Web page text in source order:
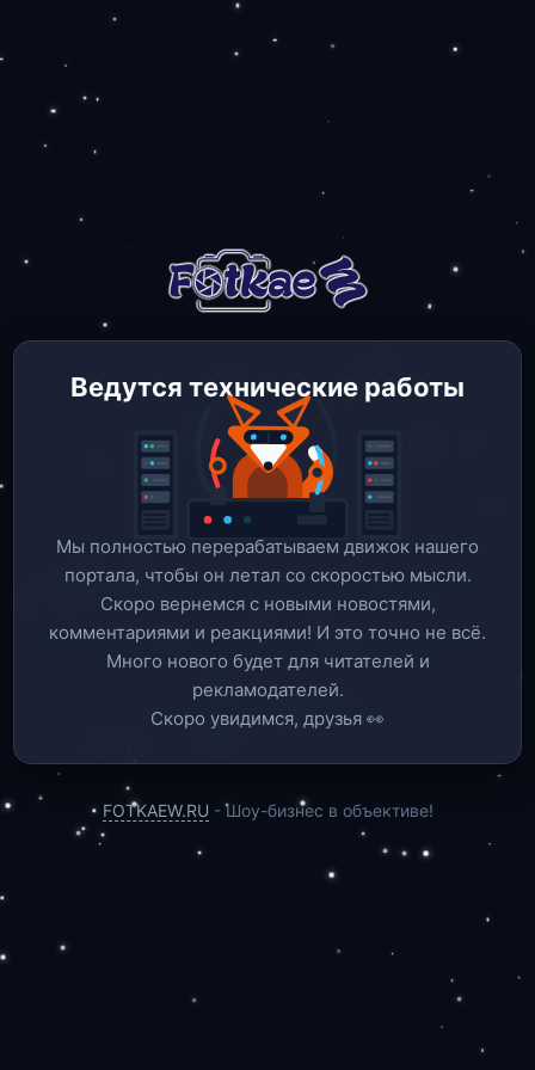
Ведутся технические работы
Мы полностью перерабатываем движок нашего
портала, чтобы он летал со скоростью мысли.
Скоро вернемся c новыми новостями,
комментариями и реакциями! И это точно не всё.
Много нового будет для читателей и
рекламодателей.
Скоро увидимся, друзья 👀
FOTKAEW.RU - Шоу-бизнес в объективе!